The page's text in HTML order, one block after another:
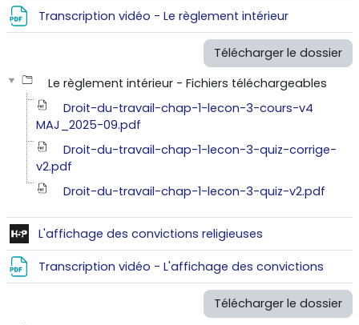
Transcription vidéo - Le règlement intérieur
Télécharger le dossier
Le règlement intérieur - Fichiers téléchargeables
Droit-du-travail-chap-1-lecon-3-cours-v4
MAJ_2025-09.pdf
Droit-du-travail-chap-1-lecon-3-quiz-corrige-
v2.pdf
Droit-du-travail-chap-1-lecon-3-quiz-v2.pdf
L'affichage des convictions religieuses
Transcription vidéo - L'affichage des convictions
Télécharger le dossier